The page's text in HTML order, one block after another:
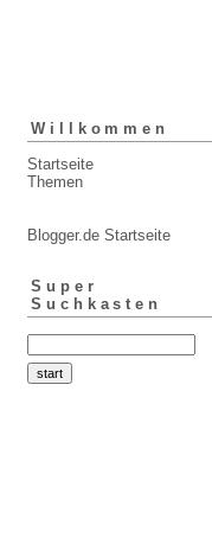
Willkommen
Startseite
Themen
Blogger.de Startseite
Super
Suchkasten